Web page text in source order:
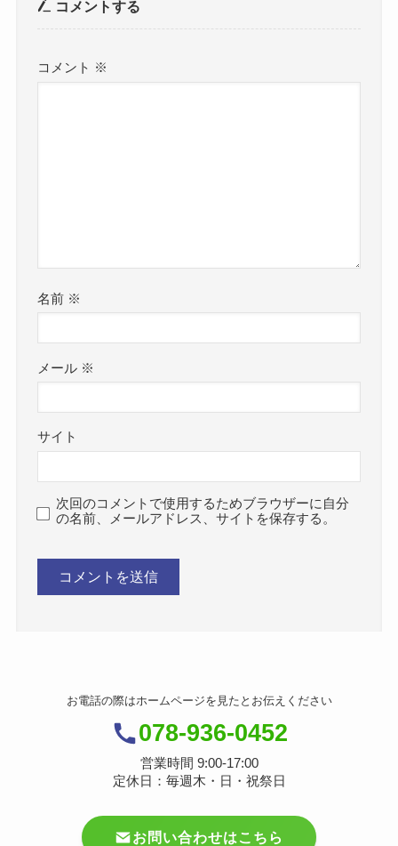
コメントする
コメント ※
名前 ※
メール ※
サイト
次回のコメントで使用するためブラウザーに自分
の名前、メールアドレス、サイトを保存する。
お電話の際はホームページを見たとお伝えください
078-936-0452
営業時間 9:00-17:00
定休日：毎週木・日・祝祭日
お問い合わせはこちら